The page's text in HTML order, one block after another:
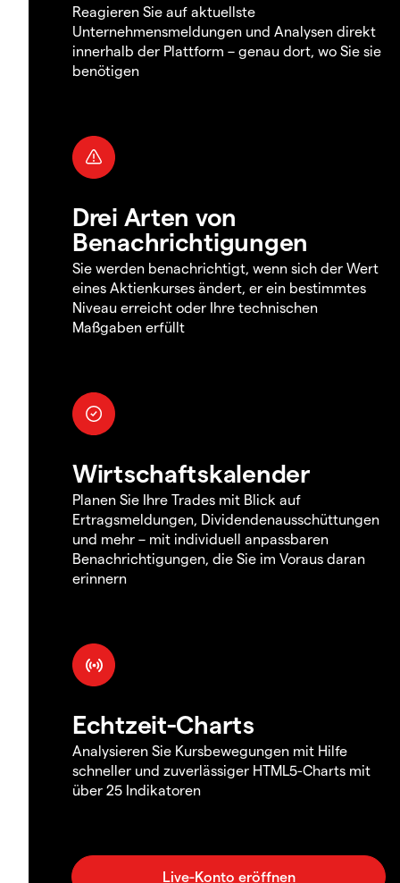
Reagieren Sie auf aktuellste
Unternehmensmeldungen und Analysen direkt
innerhalb der Plattform – genau dort, wo Sie sie
benötigen
Drei Arten von
Benachrichtigungen
Sie werden benachrichtigt, wenn sich der Wert
eines Aktienkurses ändert, er ein bestimmtes
Niveau erreicht oder Ihre technischen
Maßgaben erfüllt
Wirtschaftskalender
Planen Sie Ihre Trades mit Blick auf
Ertragsmeldungen, Dividendenausschüttungen
und mehr – mit individuell anpassbaren
Benachrichtigungen, die Sie im Voraus daran
erinnern
Echtzeit-Charts
Analysieren Sie Kursbewegungen mit Hilfe
schneller und zuverlässiger HTML5-Charts mit
über 25 Indikatoren